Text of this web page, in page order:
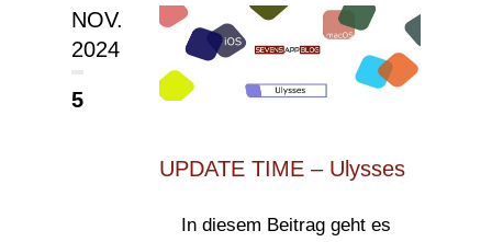
NOV.
2024
5
UPDATE TIME – Ulysses
In diesem Beitrag geht es